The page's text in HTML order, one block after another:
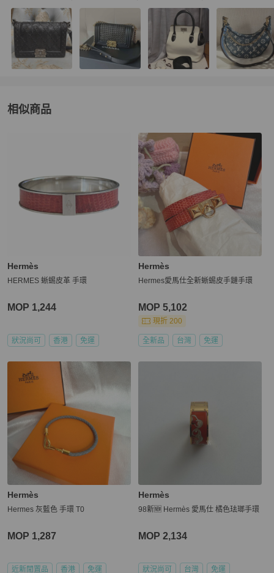
相似商品
Hermès
HERMES 蜥蜴皮革 手環
MOP 1,244
狀況尚可 香港 免運
Hermès
Hermes愛馬仕全新蜥蜴皮手鏈手環
MOP 5,102
現折 200
全新品 台灣 免運
Hermès
Hermes 灰藍色 手環 T0
MOP 1,287
近新閒置品 香港 免運
Hermès
98新🆕 Hermès 愛馬仕 橘色珐瑯手環
MOP 2,134
狀況尚可 台灣 免運